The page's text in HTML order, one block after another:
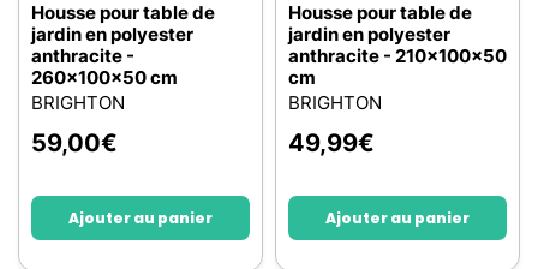
Housse pour table de
jardin en polyester
anthracite -
260x100x50 cm
BRIGHTON
59,00€
Ajouter au panier
Housse pour table de
jardin en polyester
anthracite - 210x100x50
cm
BRIGHTON
49,99€
Ajouter au panier